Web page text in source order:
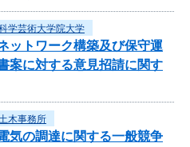
学芸術大学院大学
ットワーク構築及び保守運
案に対する意見招請に関す
木事務所
気の調達に関する一般競争